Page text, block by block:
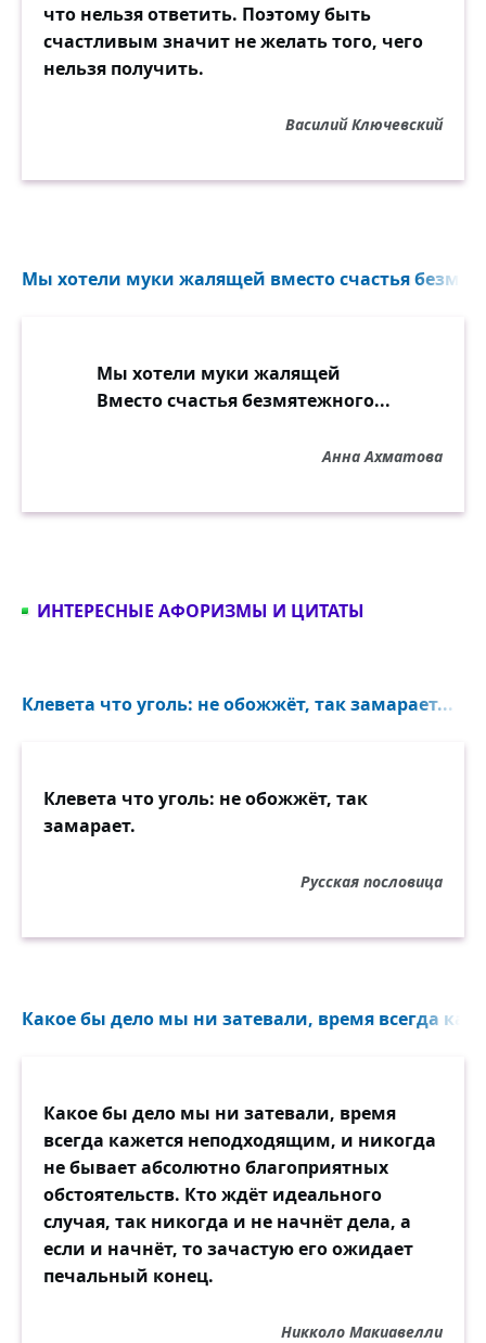
что нельзя ответить. Поэтому быть
счастливым значит не желать того, чего
нельзя получить.
Василий Ключевский
Мы хотели муки жалящей вместо счастья
Мы хотели муки жалящей
Вместо счастья безмятежного...
Анна Ахматова
ИНТЕРЕСНЫЕ АФОРИЗМЫ И ЦИТАТЫ
Клевета что уголь: не обожжёт, так замарает...
Клевета что уголь: не обожжёт, так
замарает.
Русская пословица
Какое бы дело мы ни затевали, время всегда
Какое бы дело мы ни затевали, время
всегда кажется неподходящим, и никогда
не бывает абсолютно благоприятных
обстоятельств. Кто ждёт идеального
случая, так никогда и не начнёт дела, а
если и начнёт, то зачастую его ожидает
печальный конец.
Никколо Макиавелли